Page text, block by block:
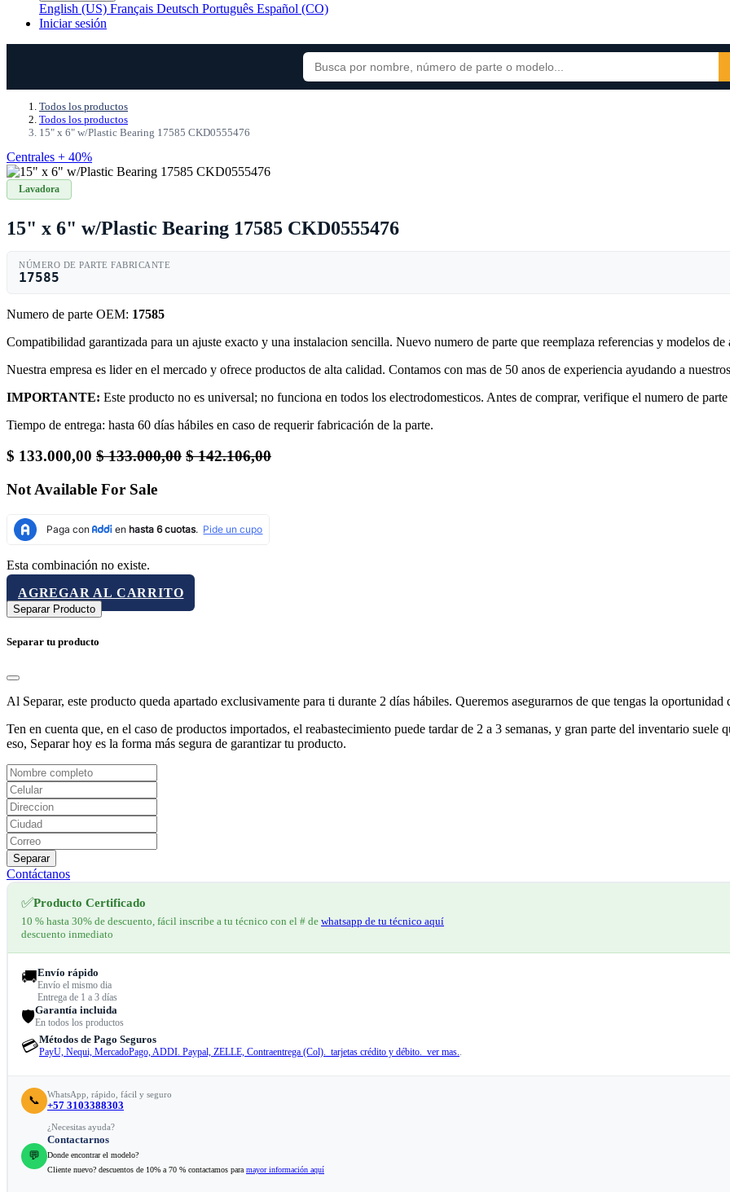
English (US) Français Deutsch Português Español (CO)
Iniciar sesión
Todos los productos
Todos los productos
15" x 6" w/Plastic Bearing 17585 CKD0555476
Centrales + 40%
Lavadora
15" x 6" w/Plastic Bearing 17585 CKD0555476
NÚMERO DE PARTE FABRICANTE
17585
Numero de parte OEM: 17585
Compatibilidad garantizada para un ajuste exacto y una instalacion sencilla. Nuevo numero de parte que reemplaza referencias y modelos de
Nuestra empresa es lider en el mercado y ofrece productos de alta calidad. Contamos con mas de 50 anos de experiencia ayudando a
IMPORTANTE: Este producto no es universal; no funciona en todos los electrodomesticos. Antes de comprar, verifique el numero de
Tiempo de entrega: hasta 60 días hábiles en caso de requerir fabricación de la parte.
$ 133.000,00 $133.000,00 $142.106,00
Not Available For Sale
Esta combinación no existe.
AGREGAR AL CARRITO
Separar Producto
Separar tu producto
Al Separar, este producto queda apartado exclusivamente para ti durante 2 días hábiles. Queremos asegurarnos de que tengas la oportunidad
Ten en cuenta que, en el caso de productos importados, el reabastecimiento puede tardar de 2 a 3 semanas, y gran parte del inventario
eso, Separar hoy es la forma más segura de garantizar tu producto.
Separar
Contáctanos
✅Producto Certificado
10 % hasta 30% de descuento, fácil inscribe a tu técnico con el # de whatsapp de tu técnico aquí
descuento inmediato
🚚Envío rápido
Envío el mismo dia
Entrega de 1 a 3 días
🛡️Garantía incluida
En todos los productos
💳Métodos de Pago Seguros
PayU, Nequi, MercadoPago, ADDI. Paypal, ZELLE, Contraentrega (Col). tarjetas crédito y débito. ver mas..
📞 WhatsApp, rápido, fácil y seguro
+57 3103388303
💬
¿Necesitas ayuda?
Contactarnos
Donde encontrar el modelo?
Cliente nuevo? descuentos de 10% a 70 % contactamos para mayor información aquí